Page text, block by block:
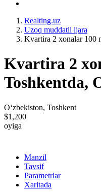
Realting.uz
Uzoq muddatli ijara
Kvartira 2 xonalar 100
Kvartira 2
Toshkentda,
Oʻzbekiston, Toshkent
$1,200
oyiga
Manzil
Tavsif
Parametrlar
Xaritada